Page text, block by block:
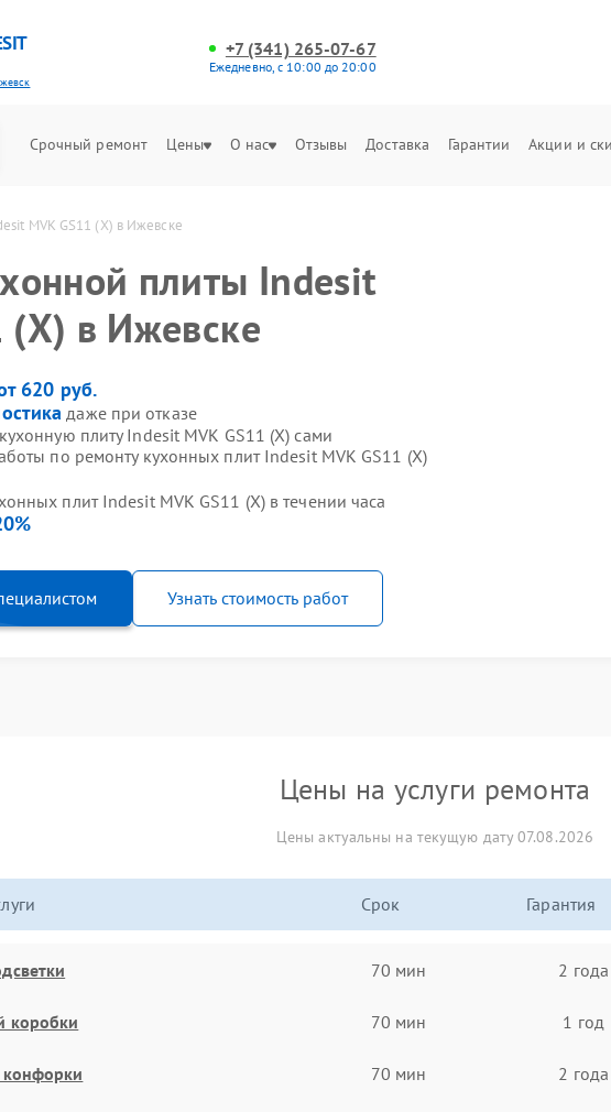
+7 (341) 265-07-67
Ежедневно, с 10:00 до 20:00
Срочный ремонт Цены О нас Отзывы Доставка Гарантии Акции и
MVK GS11 (X) в Ижевске
плиты Indesit
(X) в Ижевске
620 руб.
даже при отказе
плиту Indesit MVK GS11 (X) сами
по ремонту кухонных плит Indesit MVK GS11 (X)
плит Indesit MVK GS11 (X) в течении часа
Узнать стоимость работ
Цены на услуги ремонта
Цены актуальны на текущую дату 07.08.2026
Срок Гарантия
70 мин 2 года
коробки 70 мин 1 год
конфорки 70 мин 2 года